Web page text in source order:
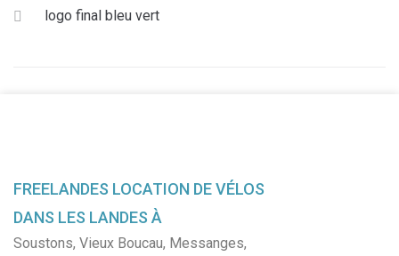
logo final bleu vert
FREELANDES LOCATION DE VÉLOS
DANS LES LANDES À
Soustons, Vieux Boucau, Messanges,